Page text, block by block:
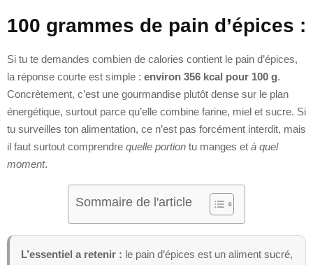
100 grammes de pain d’épices :
Si tu te demandes combien de calories contient le pain d’épices,
la réponse courte est simple : environ 356 kcal pour 100 g.
Concrètement, c’est une gourmandise plutôt dense sur le plan
énergétique, surtout parce qu’elle combine farine, miel et sucre. Si
tu surveilles ton alimentation, ce n’est pas forcément interdit, mais
il faut surtout comprendre quelle portion tu manges et à quel
moment.
Sommaire de l'article
L’essentiel a retenir : le pain d’épices est un aliment sucré,